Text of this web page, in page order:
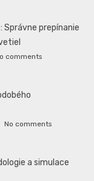
Správne prepínanie
comments
No comments
a simulace